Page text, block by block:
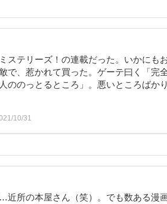
ステリーズ！の連載だった。いかにも
で、惹かれて買った。ゲーテ曰く「完
ののっとるところ」。悪いところばか
10/31
所の本屋さん（笑）。でも数ある漫